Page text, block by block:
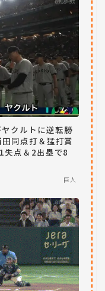
クルトに逆転勝
同点打＆猛打賞
失点＆2出塁で8
巨人